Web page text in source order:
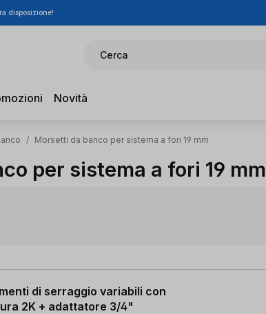
disposizione!
Cerca
Novità
/ Morsetti da banco per sistema a fori 19 mm
per sistema a fori 19 mm
di serraggio variabili con
2K + adattatore 3/4"